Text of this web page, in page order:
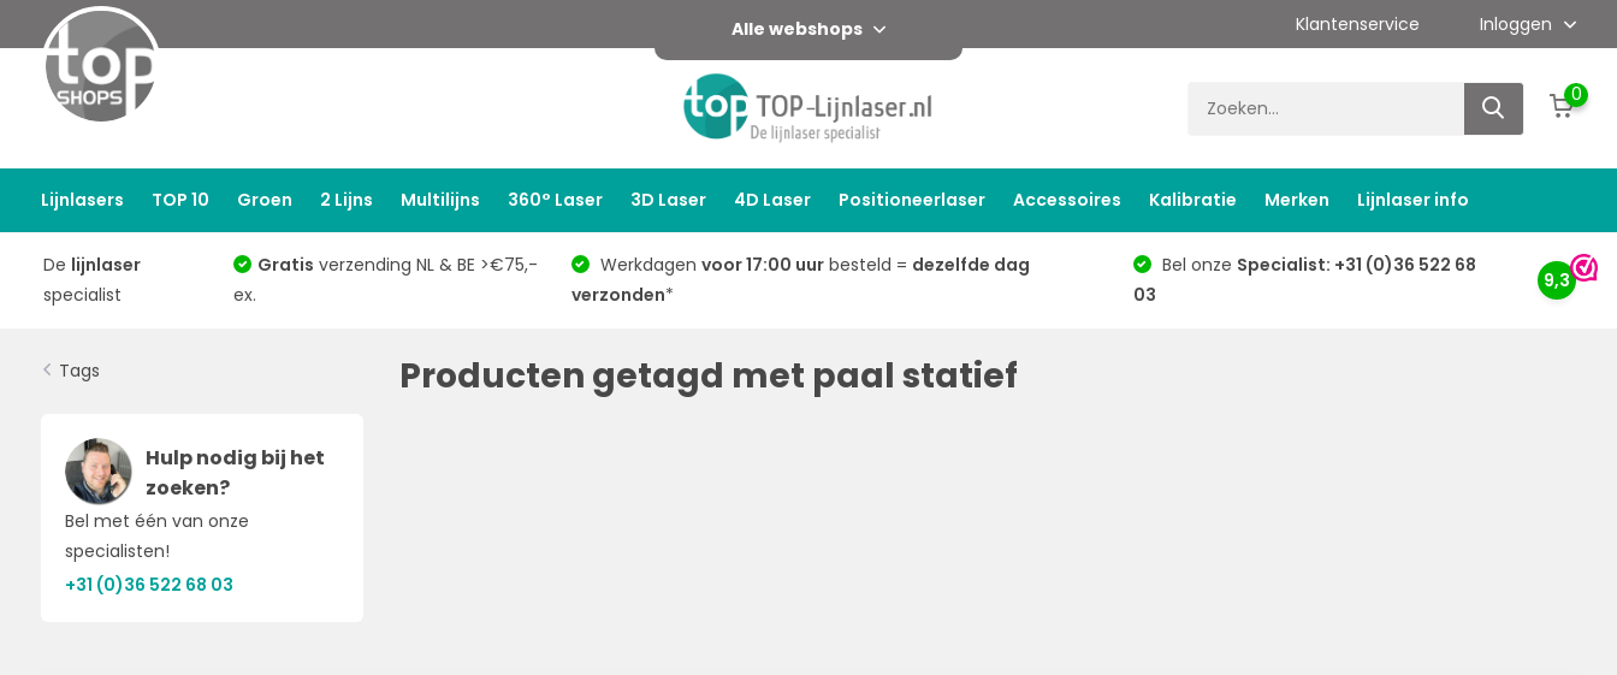
Alle webshops Klantenservice Inloggen
0
Lijnlasers TOP 10 Groen 2 Lijns Multilijns 360° Laser 3D Laser 4D Laser Positioneerlaser Accessoires Kalibratie Merken Lijnlaser info
De lijnlaser
specialist
Gratis verzending NL & BE >€75,-
ex.
Werkdagen voor 17:00 uurbesteld = dezelfde dag
verzonden*
Bel onze Specialist: +31 (0)36 522 68
03
9,3
Tags
Hulp nodig bij het
zoeken?
Bel met één van onze
specialisten!
+31 (0)36 522 68 03
Producten getagd met paal statief